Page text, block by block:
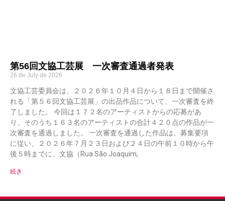
第56回文協工芸展 一次審査通過者発表
26 de July de 2026
文協工芸委員会は、２０２６年１０月４日から１８日まで開催さ
れる「第５６回文協工芸展」の出品作品について、一次審査を終
了しました。 今回は１７２名のアーティストからの応募があ
り、そのうち１６３名のアーティストの合計４２０点の作品が一
次審査を通過しました。 一次審査を通過した作品は、募集要項
に従い、２０２６年７月２３日および２４日の午前１０時から午
後５時までに、文協（Rua São Joaquim,
続き